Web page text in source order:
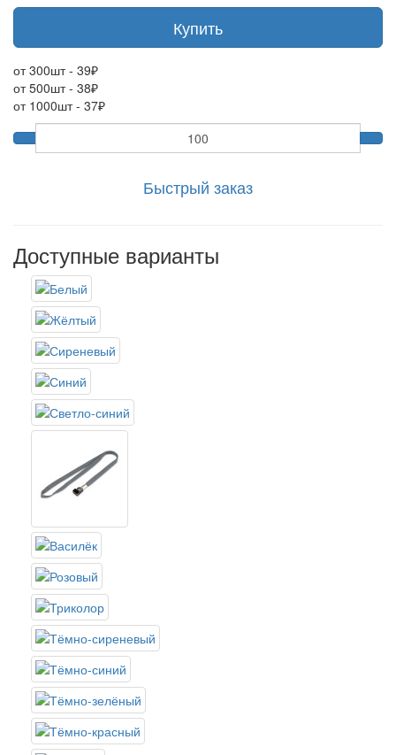
Купить
от 300шт - 39₽
от 500шт - 38₽
от 1000шт - 37₽
Быстрый заказ
Доступные варианты